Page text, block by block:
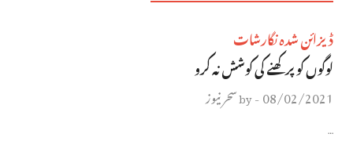
ڈیزائن شدہ نگارشات
لوگوں کو پرکھنے کی کوشش نہ کرو
08/02/2021
-
byسحر نیوز
…